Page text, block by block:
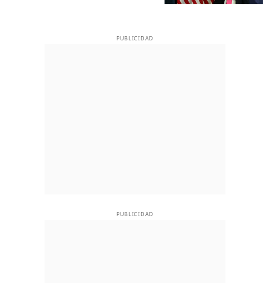
PUBLICIDAD
PUBLICIDAD